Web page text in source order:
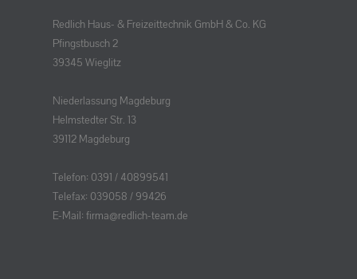
Redlich Haus- & Freizeittechnik GmbH & Co. KG
Pfingstbusch 2
39345 Wieglitz
Niederlassung Magdeburg
Helmstedter Str. 13
39112 Magdeburg
Telefon: 0391 / 40899541
Telefax: 039058 / 99426
E-Mail: firma@redlich-team.de